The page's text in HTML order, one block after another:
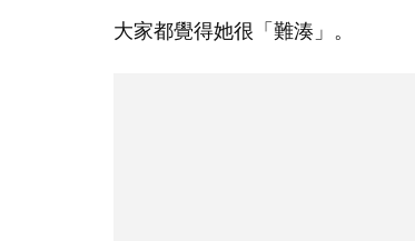
大家都覺得她很「難湊」。